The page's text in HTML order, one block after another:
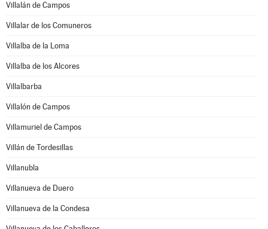
Villalán de Campos
Villalar de los Comuneros
Villalba de la Loma
Villalba de los Alcores
Villalbarba
Villalón de Campos
Villamuriel de Campos
Villán de Tordesillas
Villanubla
Villanueva de Duero
Villanueva de la Condesa